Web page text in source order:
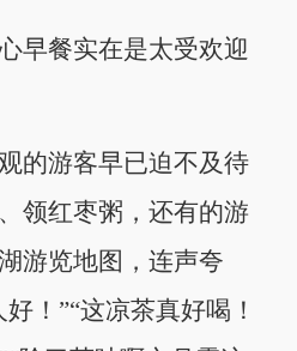
餐实在是太受欢迎
游客早已迫不及待
领红枣粥，还有的游
游览地图，连声夸
！”“这凉茶真好喝！